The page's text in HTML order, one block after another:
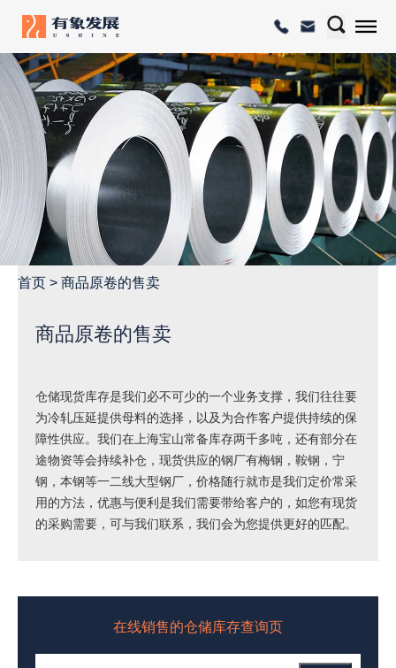
首页 > 商品原卷的售卖
商品原卷的售卖
仓储现货库存是我们必不可少的一个业务支撑，我们往往要
为冷轧压延提供母料的选择，以及为合作客户提供持续的保
障性供应。我们在上海宝山常备库存两千多吨，还有部分在
途物资等会持续补仓，现货供应的钢厂有梅钢，鞍钢，宁
钢，本钢等一二线大型钢厂，价格随行就市是我们定价常采
用的方法，优惠与便利是我们需要带给客户的，如您有现货
的采购需要，可与我们联系，我们会为您提供更好的匹配。
在线销售的仓储库存查询页